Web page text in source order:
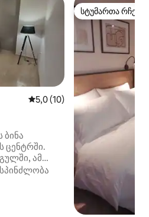
საშუალო შეფასებაა 5‑დან
5,0 (10)
ბინა
ცენტრში.
ამ
ბინაში.
სტუმართა
სტუმართა